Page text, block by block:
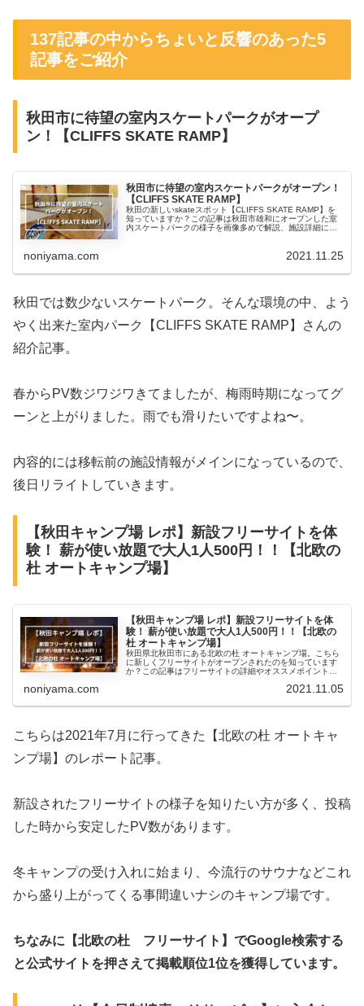
137記事の中からちょいと反響のあった5
記事をご紹介
秋田市に待望の室内スケートパークがオープ
ン！【CLIFFS SKATE RAMP】
秋田市に待望の室内スケートパークがオープン！
【CLIFFS SKATE RAMP】
秋田の新しいskateスポット【CLIFFS SKATE RAMP】を
知っていますか？この記事は秋田市雄和にオープンした室
内スケートパークの様子を画像多めで解説、施設詳細にも
noniyama.com 2021.11.25
秋田では数少ないスケートパーク。そんな環境の中、よう
やく出来た室内パーク
【CLIFFS SKATE RAMP】さんの
紹介記事。
春からPV数ジワジワきてましたが、梅雨時期になってグ
ーンと上がりました。雨でも滑りたいですよね〜。
内容的には移転前の施設情報がメインになっているので、
後日リライトしていきます。
【秋田キャンプ場 レポ】新設フリーサイトを体
験！ 薪が使い放題で大人1人500円！！【北欧の
杜 オートキャンプ場】
【秋田キャンプ場 レポ】新設フリーサイトを体
験！ 薪が使い放題で大人1人500円！！【北欧の
杜 オートキャンプ場】
秋田県北秋田市にある北欧の杜 オートキャンプ場。こちら
に新しくフリーサイトがオープンされたのを知っています
か？この記事はフリーサイトの詳細やオススメポイント等
す。公式からも【冬季キャンプ】の検討がアナウンスさ
noniyama.com 2021.11.05
こちらは2021年7月に行ってきた【北欧の杜 オートキャ
ンプ場】のレポート記事。
新設されたフリーサイトの様子を知りたい方が多く、投稿
した時から安定したPV数があります。
冬キャンプの受け入れに始まり、今流行のサウナなどこれ
から盛り上がってくる事間違いナシのキャンプ場です。
ちなみに【北欧の杜 フリーサイト】でGoogle検索する
と公式サイトを押さえて掲載順位1位を獲得しています。